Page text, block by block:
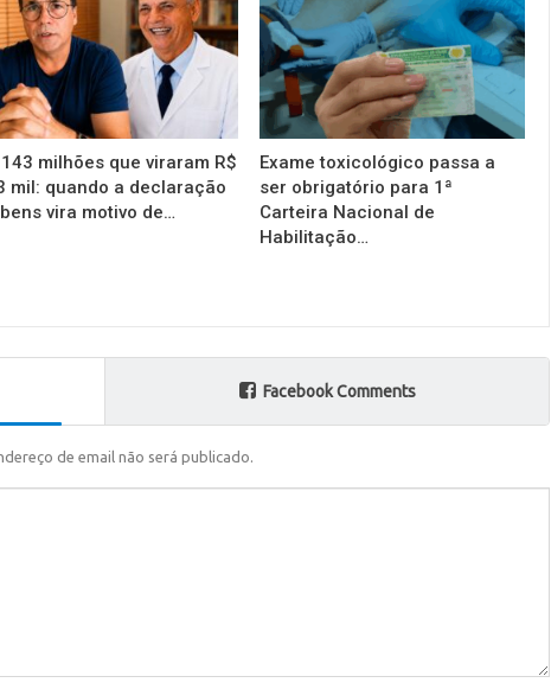
143 milhões que viraram R$
mil: quando a declaração
vira motivo de…
Exame toxicológico passa a
ser obrigatório para 1ª
Carteira Nacional de
Habilitação…
Facebook Comments
de email não será publicado.